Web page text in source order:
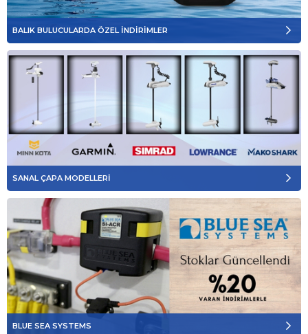
BALIK BULUCULARDA ÖZEL İNDİRİMLER
SANAL ÇAPA MODELLERİ
BLUE SEA SYSTEMS